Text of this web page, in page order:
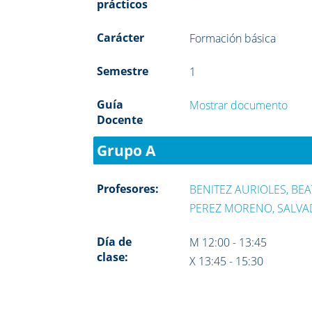
prácticos
Carácter Formación básica
Semestre 1
Guía
Docente
Mostrar documento
Grupo A
Profesores:
BENITEZ AURIOLES,
PEREZ MORENO,
Día de
clase:
M 12:00 - 13:45
X 13:45 - 15:30